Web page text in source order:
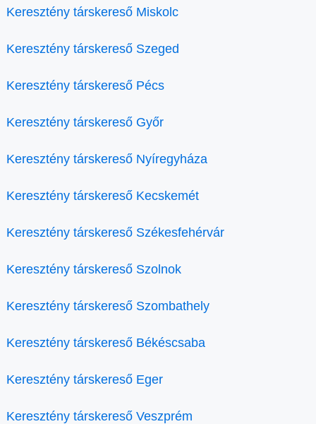
Keresztény társkereső Miskolc
Keresztény társkereső Szeged
Keresztény társkereső Pécs
Keresztény társkereső Győr
Keresztény társkereső Nyíregyháza
Keresztény társkereső Kecskemét
Keresztény társkereső Székesfehérvár
Keresztény társkereső Szolnok
Keresztény társkereső Szombathely
Keresztény társkereső Békéscsaba
Keresztény társkereső Eger
Keresztény társkereső Veszprém